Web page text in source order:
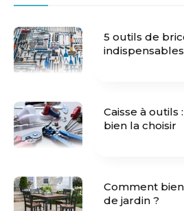
5 outils de
Caisse à outils
bien la choisir
Comment
de jardin ?